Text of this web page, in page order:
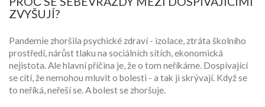
ZVYŠUJÍ?
Pandemie zhoršila psychické zdraví - izolace, ztráta školního
prostředí, nárůst tlaku na sociálních sítích, ekonomická
nejistota. Ale hlavní příčina je, že o tom neříkáme. Dospívající
se cítí, že nemohou mluvit o bolesti - a tak ji skrývají. Když se
to neříká, neřeší se. A bolest se zhoršuje.